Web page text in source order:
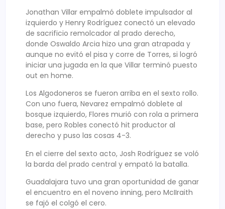
Jonathan Villar empalmó doblete impulsador al
izquierdo y Henry Rodríguez conectó un elevado
de sacrificio remolcador al prado derecho,
donde Oswaldo Arcia hizo una gran atrapada y
aunque no evitó el pisa y corre de Torres, si logró
iniciar una jugada en la que Villar terminó puesto
out en home.
Los Algodoneros se fueron arriba en el sexto rollo.
Con uno fuera, Nevarez empalmó doblete al
bosque izquierdo, Flores murió con rola a primera
base, pero Robles conectó hit productor al
derecho y puso las cosas 4-3.
En el cierre del sexto acto, Josh Rodríguez se voló
la barda del prado central y empató la batalla.
Guadalajara tuvo una gran oportunidad de ganar
el encuentro en el noveno inning, pero McIIraith
se fajó el colgó el cero.